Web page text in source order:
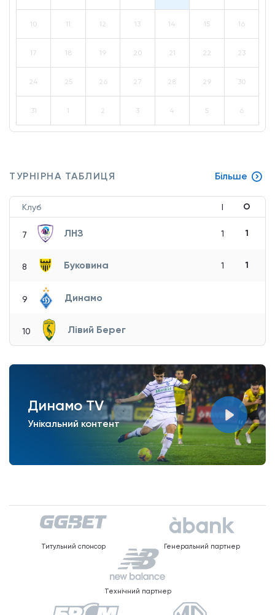
10 11 12 13 14 15 16
17 18 19 20 21 22 23
24 25 26 27 28 29 30
31 1 2 3 4 5 6
ТУРНІРНА ТАБЛИЦЯ Більше
Клуб І О
7 ЛНЗ 1 1
8 Буковина 1 1
9 Динамо
10 Лівий Берег
Динамо TV
Унікальний контент
Титульний спонсор Генеральний партнер
Технічний партнер